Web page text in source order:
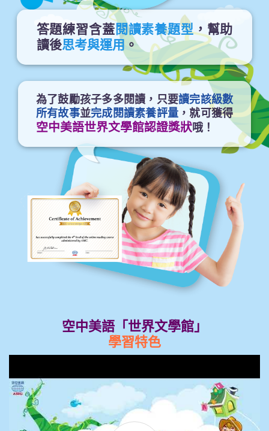
答題練習含蓋 閱讀素養題型，幫助
讀後思考與運用 。
為了鼓勵孩子多多閱讀，只要讀完該級數
所有故事並完成閱讀素養評量 ，就可獲得
空中美語世界文學館認證獎狀哦！
空中美語「世界文學館」
學習特色